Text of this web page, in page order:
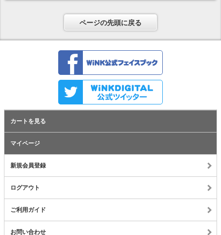
ページの先頭に戻る
カートを見る
マイページ
新規会員登録
ログアウト
ご利用ガイド
お問い合わせ